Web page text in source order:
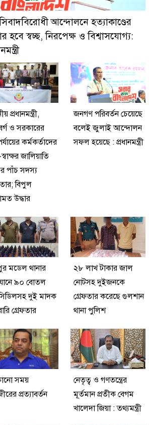
আন্দোলনে হত্যাকাণ্ডের
হবে স্বচ্ছ, নিরপেক্ষ ও বিশ্বাসযোগ্য:
প্রধানমন্ত্রী,
ও সরকারের
কর্মকর্তাদের
জালিয়াতি
পাঁচ সদস্য
বিপুল
উদ্ধার
জনগণ পরিবর্তন চেয়েছে
বলেই জুলাই আন্দোলন
সফল হয়েছে : প্রধানমন্ত্রী
মডেল থানার
৯০ বোতল
দুই মাদক
গ্রেফতার
২৮ লাখ টাকার জাল
নোটসহ দুইজনকে
গ্রেফতার করেছে গুলশান
থানা পুলিশ
সময়
প্রত্যাবর্তন
নেতৃত্ব ও গণতন্ত্রের
মূর্তমান প্রতীক বেগম
খালেদা জিয়া : তথ্যমন্ত্রী